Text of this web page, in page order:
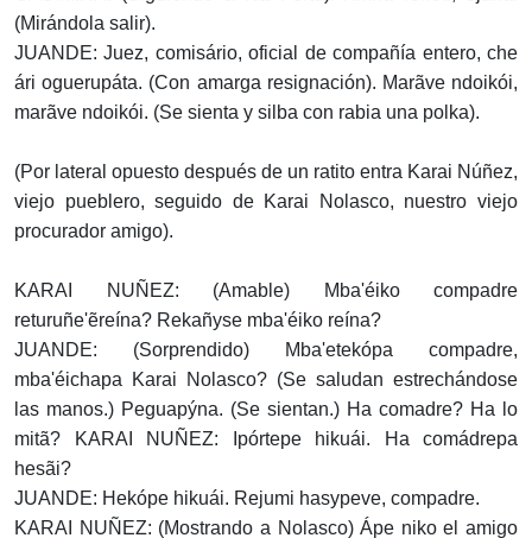
(Mirándola salir).
JUANDE: Juez, comisário, oficial de compañía entero, che
ári oguerupáta. (Con amarga resignación). Marãve ndoikói,
marãve ndoikói. (Se sienta y silba con rabia una polka).
(Por lateral opuesto después de un ratito entra Karai Núñez,
viejo pueblero, seguido de Karai Nolasco, nuestro viejo
procurador amigo).
KARAI NUÑEZ: (Amable) Mba'éiko compadre
returuñe'ẽreína? Rekañyse mba'éiko reína?
JUANDE: (Sorprendido) Mba'etekópa compadre,
mba'éichapa Karai Nolasco? (Se saludan estrechándose
las manos.) Peguapýna. (Se sientan.) Ha comadre? Ha lo
mitã? KARAI NUÑEZ: Ipórtepe hikuái. Ha comádrepa
hesãi?
JUANDE: Hekópe hikuái. Rejumi hasypeve, compadre.
KARAI NUÑEZ: (Mostrando a Nolasco) Ápe niko el amigo